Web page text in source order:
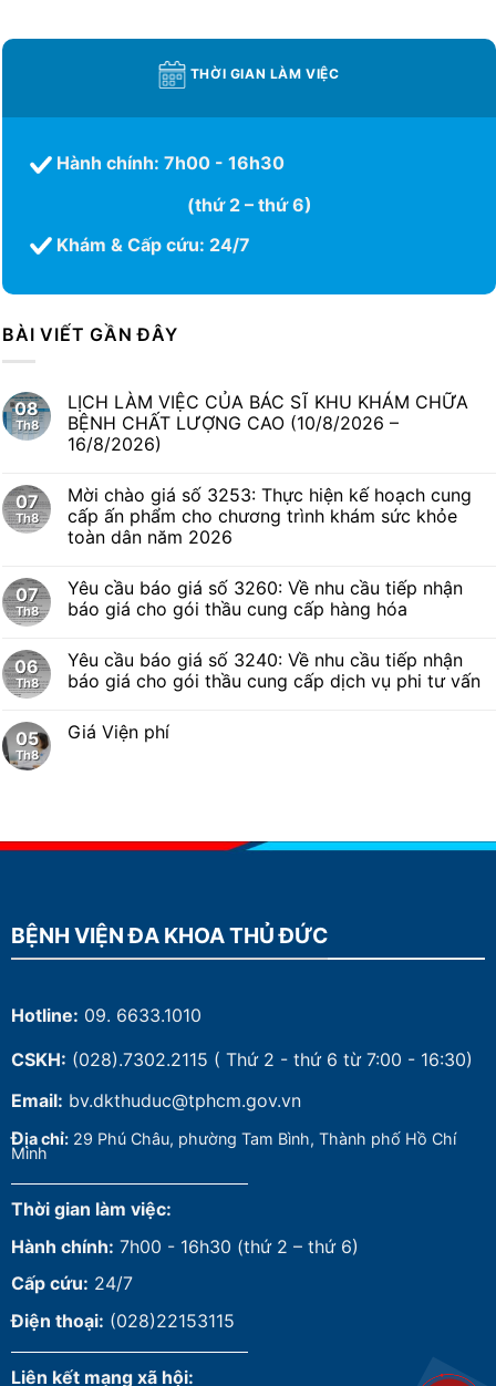
THỜI GIAN LÀM VIỆC
Hành chính: 7h00 - 16h30
(thứ 2 – thứ 6)
Khám & Cấp cứu: 24/7
BÀI VIẾT GẦN ĐÂY
08
Th8
LỊCH LÀM VIỆC CỦA BÁC SĨ KHU KHÁM CHỮA
BỆNH CHẤT LƯỢNG CAO (10/8/2026 –
16/8/2026)
07
Th8
Mời chào giá số 3253: Thực hiện kế hoạch cung
cấp ấn phẩm cho chương trình khám sức khỏe
toàn dân năm 2026
07
Th8
Yêu cầu báo giá số 3260: Về nhu cầu tiếp nhận
báo giá cho gói thầu cung cấp hàng hóa
06
Th8
Yêu cầu báo giá số 3240: Về nhu cầu tiếp nhận
báo giá cho gói thầu cung cấp dịch vụ phi tư vấn
05
Th8
Giá Viện phí
BỆNH VIỆN ĐA KHOA THỦ ĐỨC
Hotline: 09. 6633.1010
CSKH: (028).7302.2115 ( Thứ 2 - thứ 6 từ 7:00 - 16:30)
Email: bv.dkthuduc@tphcm.gov.vn
Địa chỉ: 29 Phú Châu, phường Tam Bình, Thành phố Hồ Chí
Minh
Thời gian làm việc:
Hành chính: 7h00 - 16h30 (thứ 2 – thứ 6)
Cấp cứu: 24/7
Điện thoại: (028)22153115
Liên kết mạng xã hội: